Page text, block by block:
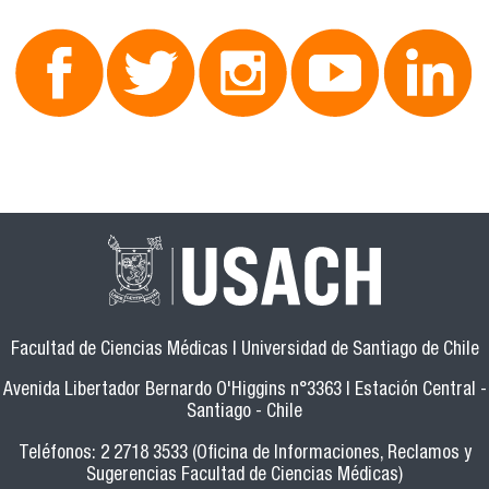
Facultad de Ciencias Médicas | Universidad de Santiago de Chile
Avenida Libertador Bernardo O'Higgins n°3363 | Estación Central -
Santiago - Chile
Teléfonos: 2 2718 3533 (Oficina de Informaciones, Reclamos y
Sugerencias Facultad de Ciencias Médicas)